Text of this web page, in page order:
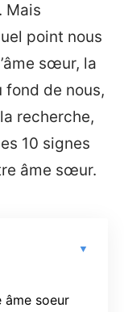
Mais
point nous
sœur, la
de nous,
recherche,
10 signes
âme sœur.
âme soeur